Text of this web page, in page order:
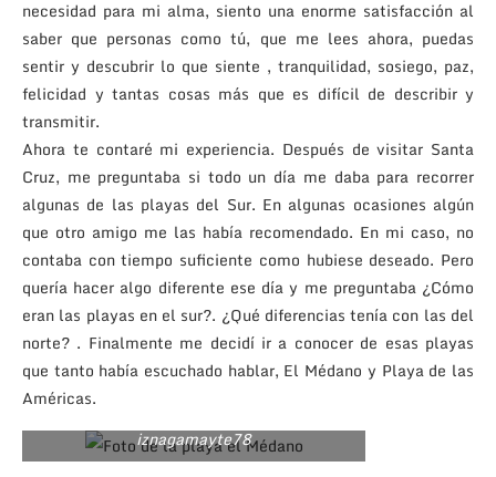
necesidad para mi alma, siento una enorme satisfacción al
saber que personas como tú, que me lees ahora, puedas
sentir y descubrir lo que siente , tranquilidad, sosiego, paz,
felicidad y tantas cosas más que es difícil de describir y
transmitir.
Ahora te contaré mi experiencia. Después de visitar Santa
Cruz, me preguntaba si todo un día me daba para recorrer
algunas de las playas del Sur. En algunas ocasiones algún
que otro amigo me las había recomendado. En mi caso, no
contaba con tiempo suficiente como hubiese deseado. Pero
quería hacer algo diferente ese día y me preguntaba ¿Cómo
eran las playas en el sur?. ¿Qué diferencias tenía con las del
norte? . Finalmente me decidí ir a conocer de esas playas
que tanto había escuchado hablar, El Médano y Playa de las
Américas.
iznagamayte78